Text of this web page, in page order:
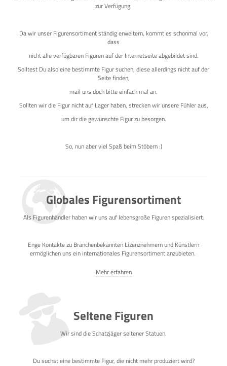
zur Verfügung.
Da wir unser Figurensortiment ständig erweitern, kommt es schonmal vor,
dass
nicht alle verfügbaren Figuren auf der Internetseite abgebildet sind.
Solltest Du also eine bestimmte Figur suchen, diese allerdings nicht auf der
Seite finden,
mail uns doch bitte einfach mal an.
Sollten wir die Figur nicht auf Lager haben, strecken wir unsere Fühler aus,
um dir die gewünschte Figur zu besorgen.
So, nun aber viel Spaß beim Stöbern :)
Globales Figurensortiment
Als Figurenhändler haben wir uns auf lebensgroße Figuren spezialisiert.
Enge Kontakte zu Branchenbekannten Lizenznehmern und Künstlern
ermöglichen uns ein internationales Figurensortiment anzubieten.
Mehr erfahren
Seltene Figuren
Wir sind die Schatzjäger seltener Statuen.
Du suchst eine bestimmte Figur, die nicht mehr produziert wird?